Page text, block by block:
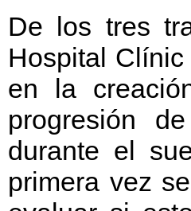
De los tres
Hospital
en la
progresión
durante el
primera vez